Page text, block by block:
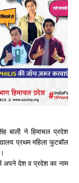
की सड़क परियोजनाओं को
पर शिमला में एक दिवसीय
हैं तो सार्वजनिक करें: नरेश
नहीं मिलेगा नियमितीकरण,
बाली ने हिमाचल प्रदेश
प्रथम महिला फुटबॉल
अपने देश व प्रदेश का नाम